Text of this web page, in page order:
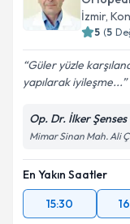
İzmir,
5 (5
Güler yüzle
yapılarak iyileşme...
Op. Dr. İlker Şenses
Mimar Sinan Mah. Ali
En Yakın Saatler
15:30